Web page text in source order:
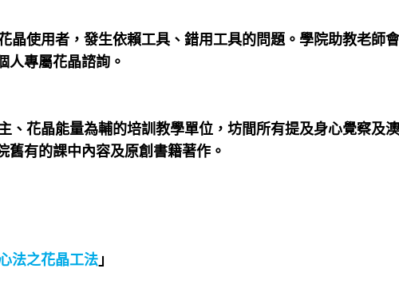
晶使用者，發生依賴工具、錯用工具的問題。學院助教老師
人專屬花晶諮詢。
、花晶能量為輔的培訓教學單位，坊間所有提及身心覺察及
有的課中內容及原創書籍著作。
法之花晶工法」